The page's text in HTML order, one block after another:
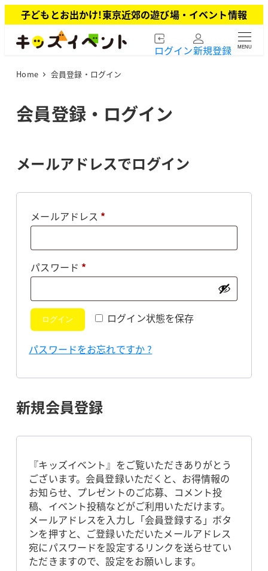
イ
子どもとお出かけ!東京近郊の遊び場・イベント情報
ログイン新規登録 MENU
Home 会員登録・ログイン
会員登録・ログイン
メールアドレスでログイン
メールアドレス *必
パスワード *必
ログイン状態を保存
ログイン
パスワードをお忘れですか ?
新規会員登録
『キッズイベント』をご覧いただきありがとう
ございます。会員登録いただくと、お得情報の
お知らせ、プレゼントのご応募、コメント投
稿、イベント投稿などがご利用いただけます。
メールアドレスを入力し「会員登録する」ボタ
ンを押すと、ご登録いただいたメールアドレス
宛にパスワードを設定するリンクを送らせてい
ただきますので、設定をお願いします。